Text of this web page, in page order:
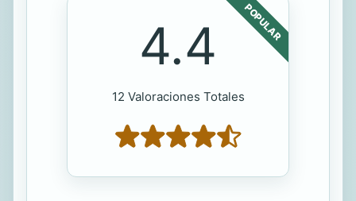
POPULAR
4.4
12 Valoraciones Totales